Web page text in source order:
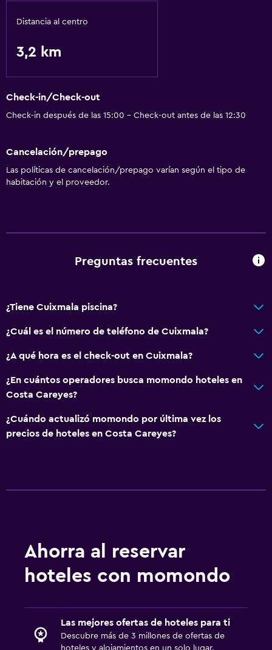
Distancia al centro
3,2 km
Check-in/Check-out
Check-in después de las 15:00 - Check-out antes de las 12:30
Cancelación/prepago
Las políticas de cancelación/prepago varían según el tipo de
habitación y el proveedor.
Preguntas frecuentes
¿Tiene Cuixmala piscina?
¿Cuál es el número de teléfono de Cuixmala?
¿A qué hora es el check-out en Cuixmala?
¿En cuántos operadores busca momondo hoteles en
Costa Careyes?
¿Cuándo actualizó momondo por última vez los
precios de hoteles en Costa Careyes?
Ahorra al reservar
hoteles con momondo
Las mejores ofertas de hoteles para ti
Descubre más de 3 millones de ofertas de
hoteles y alojamientos en un solo lugar.